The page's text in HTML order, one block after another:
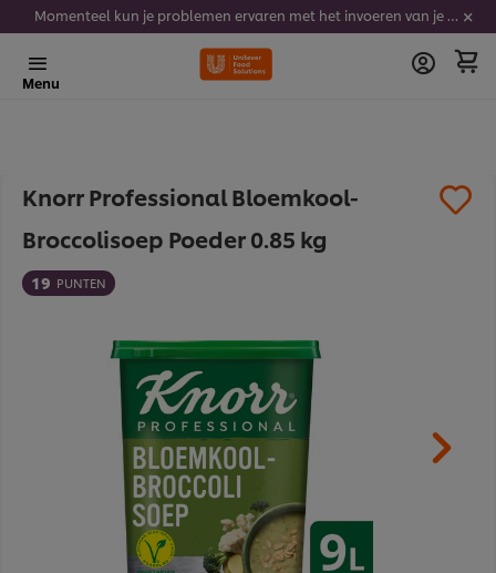
Momenteel kun je problemen ervaren met het invoeren van je stickercodes. We werken er hard aan om dit op te lossen.
Menu
Knorr Professional Bloemkool-
Broccolisoep Poeder 0.85 kg​
19 PUNTEN